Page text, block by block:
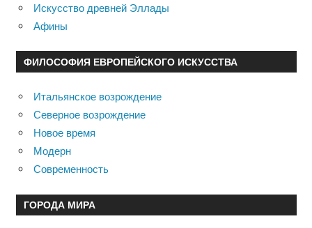
Искусство древней Эллады
Афины
ФИЛОСОФИЯ ЕВРОПЕЙСКОГО ИСКУССТВА
Итальянское возрождение
Северное возрождение
Новое время
Модерн
Современность
ГОРОДА МИРА